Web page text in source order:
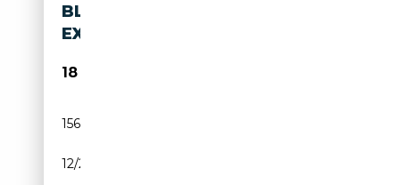
BLUETEC 204 4MATIC 7G-DCT
EXECUTIVE
18 490€
156 766 km
12/2015